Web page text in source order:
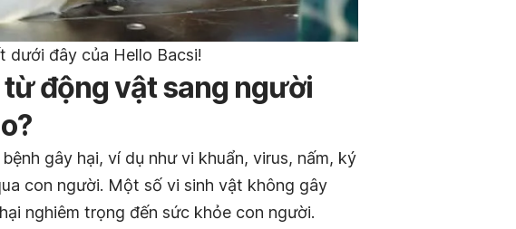
dưới đây của Hello Bacsi!
động vật sang người
gây hại, ví dụ như vi khuẩn, virus, nấm, ký
con người. Một số vi sinh vật không gây
nghiêm trọng đến sức khỏe con người.